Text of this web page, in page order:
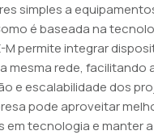
simples a
é baseada na
M permite integrar
mesma rede, facilitando
e escalabilidade dos
pode aproveitar
em tecnologia e manter